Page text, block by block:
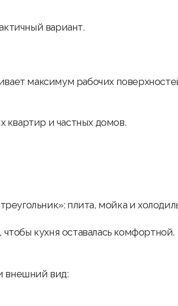
вариант.
максимум рабочих
и частных домов.
плита, мойка и
кухня оставалась комфортной.
внешний вид: